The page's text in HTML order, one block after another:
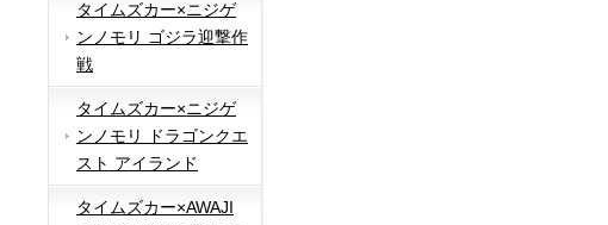
タイムズカー×ニジゲ
ンノモリ ゴジラ迎撃作
戦
タイムズカー×ニジゲ
ンノモリ ドラゴンクエ
スト アイランド
タイムズカー×AWAJI